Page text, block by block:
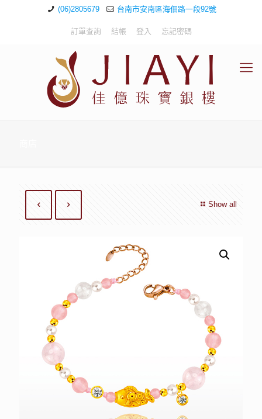
(06)2805679 台南市安南區海佃路一段92號
訂單查詢 結帳 登入 忘記密碼
Show all